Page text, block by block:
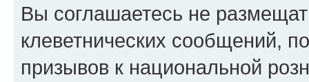
Вы соглашаетесь не
клеветнических сообщений,
призывов к национальной